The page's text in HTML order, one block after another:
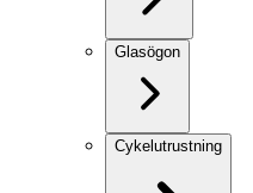
Glasögon
Cykelutrustning